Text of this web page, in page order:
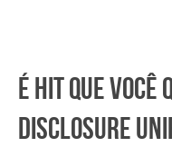
É hit que você
Disclosure